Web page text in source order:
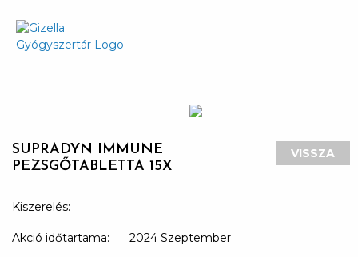
SUPRADYN IMMUNE
PEZSGŐTABLETTA 15X
VISSZA
Kiszerelés:
Akció időtartama: 2024 Szeptember